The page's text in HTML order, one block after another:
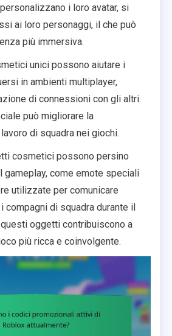
i loro avatar, si
ai loro personaggi, il che può
più immersiva.
unici possono aiutare i
in ambienti multiplayer,
di connessioni con gli altri.
può migliorare la
di squadra nei giochi.
cosmetici possono persino
gameplay, come emote speciali
utilizzate per comunicare
compagni di squadra durante il
oggetti contribuiscono a
più ricca e coinvolgente.